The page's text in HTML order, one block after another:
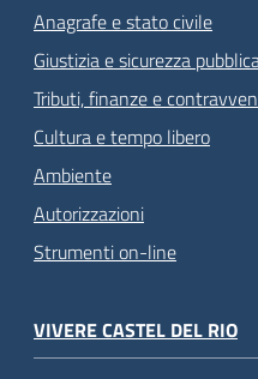
Anagrafe e stato civile
Giustizia e sicurezza
Tributi, finanze e
Cultura e tempo libero
Ambiente
Autorizzazioni
Strumenti on-line
VIVERE CASTEL DEL RIO